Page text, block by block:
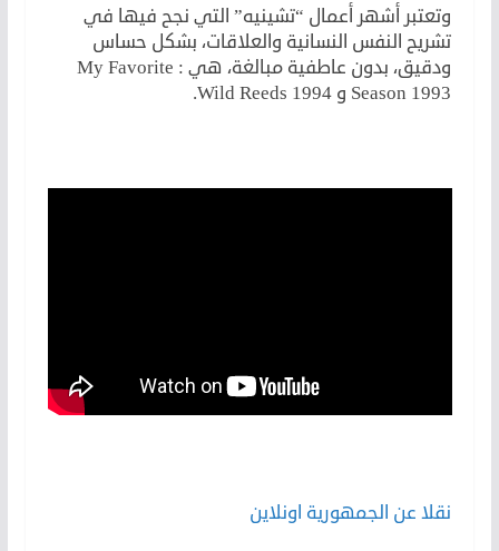
وتعتبر أشهر أعمال “تشينيه” التي نجح فيها في
تشريح النفس النسانية والعلاقات، بشكل حساس
ودقيق، بدون عاطفية مبالغة، هي : My Favorite
Season 1993 و Wild Reeds 1994.
نقلا عن الجمهورية اونلاين